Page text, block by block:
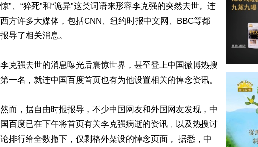
惊”、“猝死”和“诡异”这类词语来形容李克强的突然去世。连
西方许多大媒体，包括CNN、纽约时报中文网、BBC等都
报导了相关消息。
李克强去世的消息曝光后震惊世界，甚至登上中国微博热搜
第一名，就连中国百度首页也有为他设置相关的悼念资讯。
然而，据自由时报报导，不少中国网友和外国网友发现，中
国百度已在下午将首页有关李克强病逝的资讯，以及热搜讨
论排行给全数撤下，仅剩格外架设的悼念页面 。据悉，中